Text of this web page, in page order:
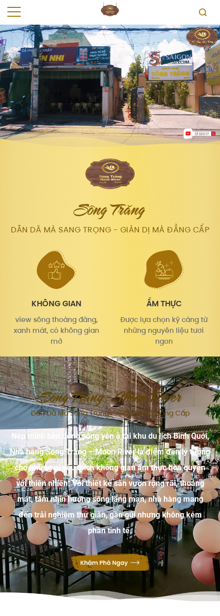
Sông Trăng
DÂN DÃ MÀ SANG TRỌNG - GIẢN DỊ MÀ ĐẲNG CẤP
KHÔNG GIAN
view sông thoáng đãng,
xanh mát, có không gian
mở
ẨM THỰC
Được lựa chọn kỹ càng từ
những nguyên liệu tươi
ngon
Sông Trăng - Moon River
Dân Dã Mà Sang Trọng - Giản Dị Mà Đẳng Cấp
Nép mình bên dòng sông yên ả tại khu du lịch Bình Quới,
Nhà hàng Sông Trăng – Moon Riverlà điểm đến lý tưởng
cho những ai yêu thích không gian ẩm thực hòa quyện
với thiên nhiên. Với thiết kế sân vườn rộng rãi, thoáng
mát, tầm nhìn hướng sông lãng mạn, nhà hàng mang
đến trải nghiệm thư giãn, gần gũi nhưng không kém
phần tinh tế.